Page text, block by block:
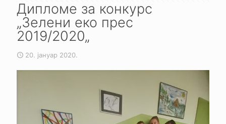
Дипломе за конкурс
„Зелени еко прес
2019/2020„
20. јануар 2020.